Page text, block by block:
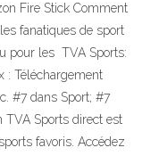
Fire Stick Comment
fanatiques de sport
pour les TVA Sports:
: Téléchargement
#7 dans Sport; #7
TVA Sports direct est
favoris. Accédez